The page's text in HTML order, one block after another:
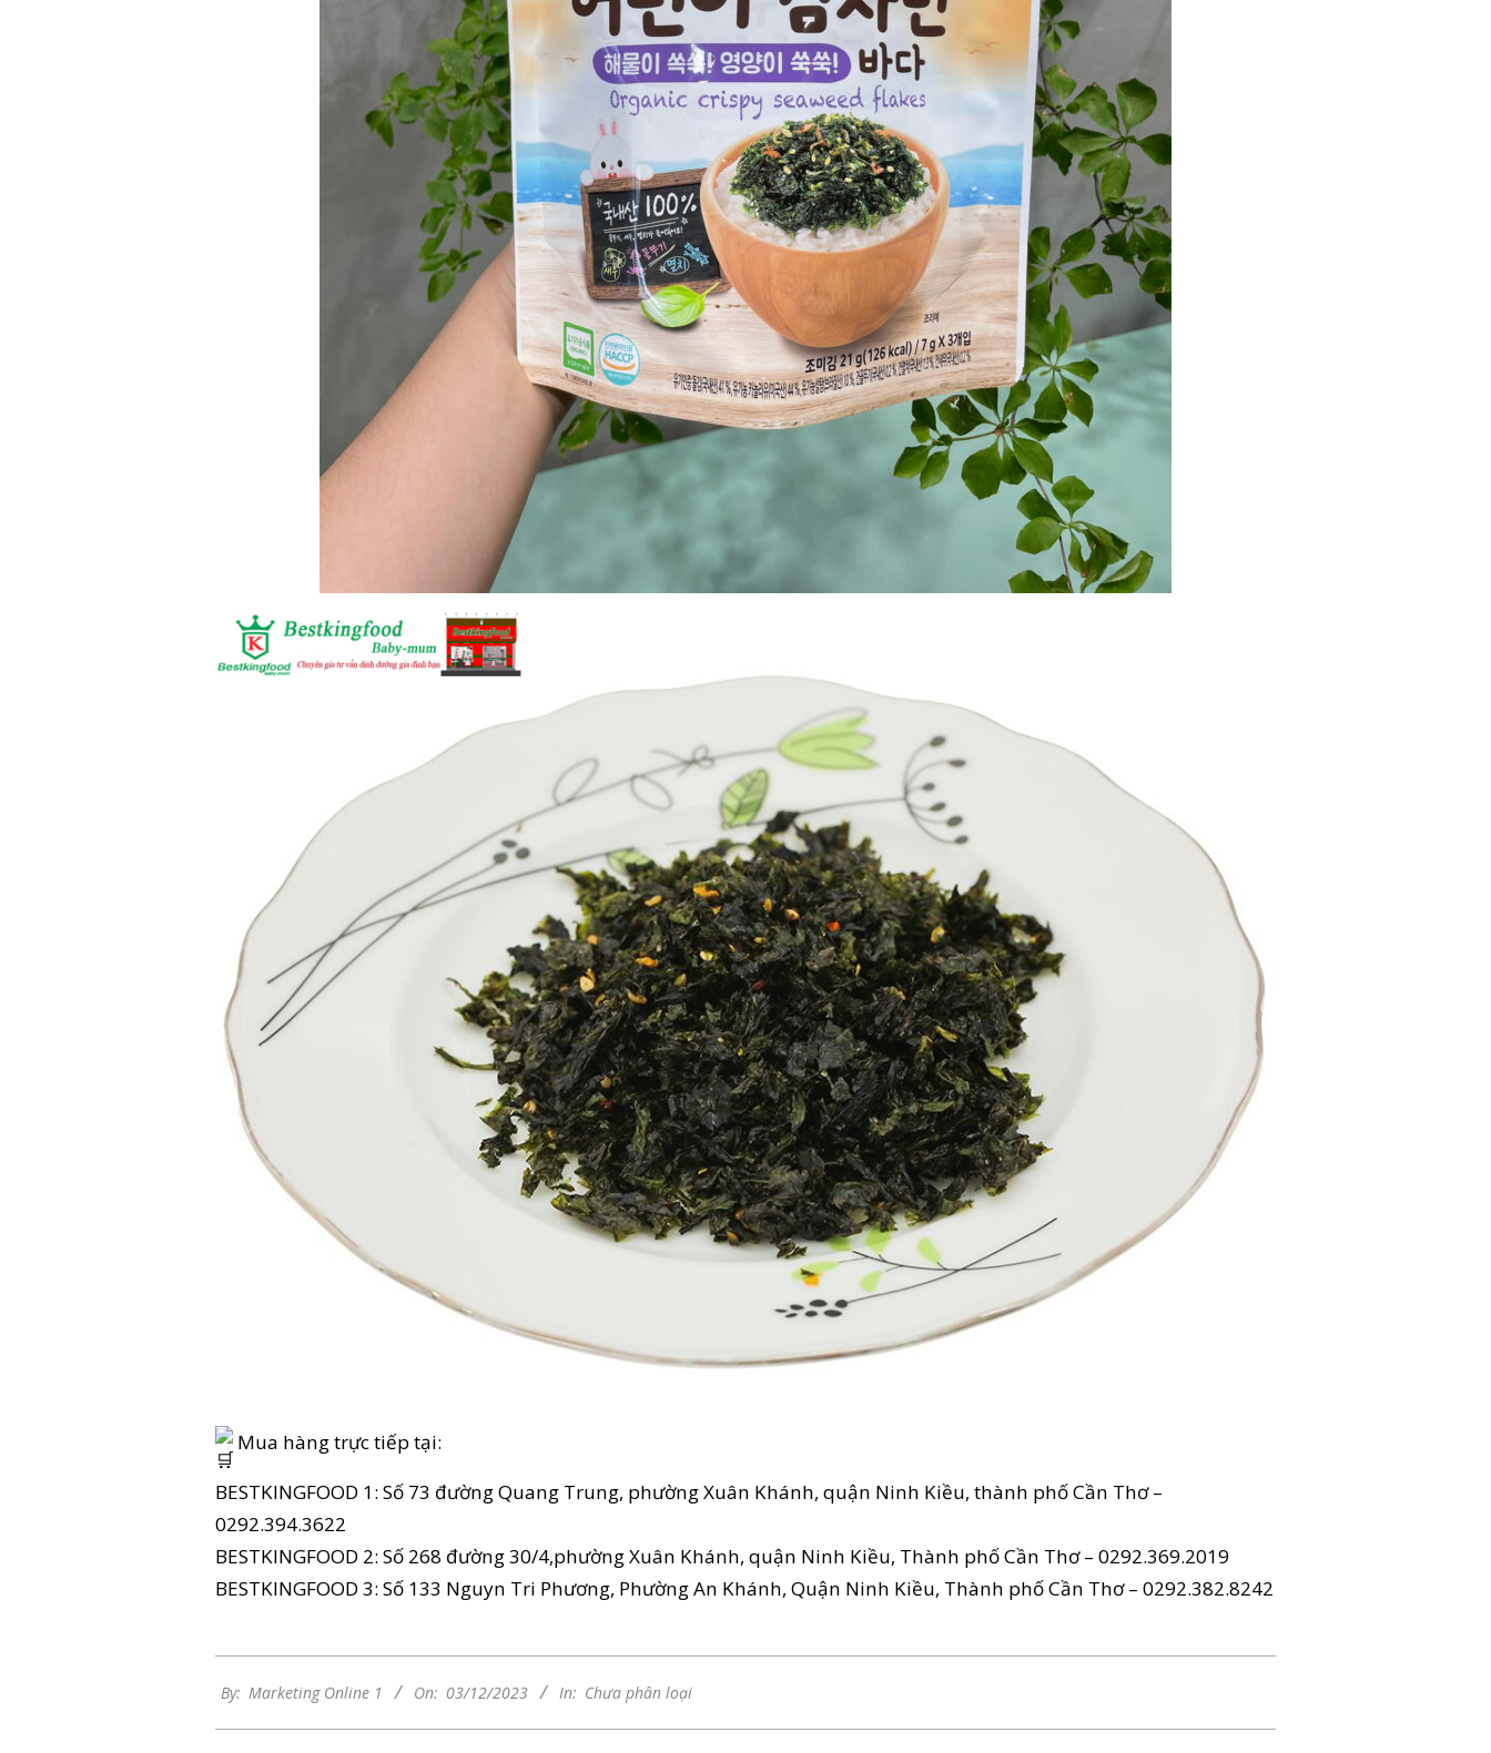
Mua hàng trực tiếp tại:
BESTKINGFOOD 1: Số 73 đường Quang Trung, phường Xuân Khánh, quận Ninh Kiều, thành phố Cần Thơ –
0292.394.3622
BESTKINGFOOD 2: Số 268 đường 30/4,phường Xuân Khánh, quận Ninh Kiều, Thành phố Cần Thơ – 0292.369.2019
BESTKINGFOOD 3: Số 133 Nguyn Tri Phương, Phường An Khánh, Quận Ninh Kiều, Thành phố Cần Thơ – 0292.382.8242
12-
03
By: Marketing Online 1 On: 03/12/2023 In: Chưa phân loại